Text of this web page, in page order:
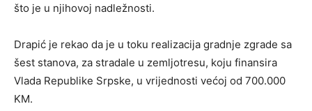
što je u njihovoj nadležnosti.
Drapić je rekao da je u toku realizacija gradnje zgrade sa
šest stanova, za stradale u zemljotresu, koju finansira
Vlada Republike Srpske, u vrijednosti većoj od 700.000
KM.